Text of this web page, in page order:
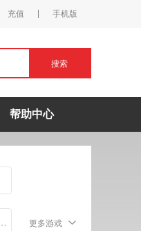
充值 手机版
搜索
帮助中心
更多游戏